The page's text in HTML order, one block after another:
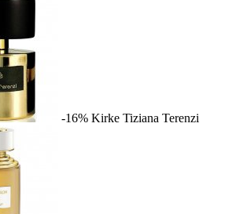
-16% Kirke Tiziana Terenzi